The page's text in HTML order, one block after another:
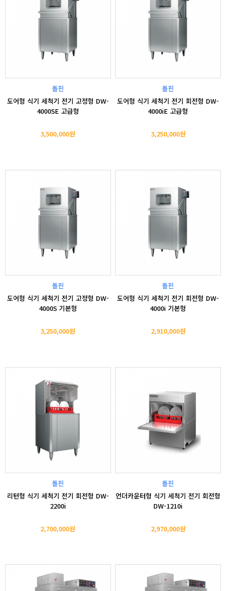
돌핀
도어형 식기 세척기 전기 고정형 DW-
4000SE 고급형
3,500,000원
돌핀
도어형 식기 세척기 전기 회전형 DW-
4000iE 고급형
3,250,000원
돌핀
도어형 식기 세척기 전기 고정형 DW-
4000S 기본형
3,250,000원
돌핀
도어형 식기 세척기 전기 회전형 DW-
4000i 기본형
2,910,000원
돌핀
리턴형 식기 세척기 전기 회전형 DW-
2200i
2,700,000원
돌핀
언더카운터형 식기 세척기 전기 회전형
DW-1210i
2,970,000원